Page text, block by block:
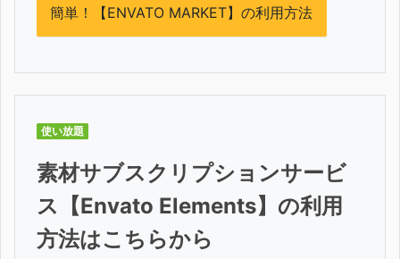
簡単！【ENVATO MARKET】の利用方法
使い放題
素材サブスクリプションサービ
ス【Envato Elements】の利用
方法はこちらから